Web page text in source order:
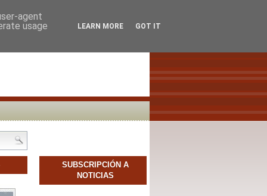
AUTORES NOVELES
SUBSCRIPCIÓN A
NOTICIAS
agent
usage
LEARN MORE GOT IT